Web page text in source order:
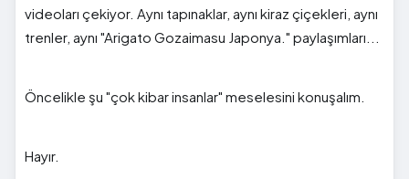
videoları çekiyor. Aynı tapınaklar, aynı kiraz çiçekleri, aynı
trenler, aynı "Arigato Gozaimasu Japonya." paylaşımları...
Öncelikle şu "çok kibar insanlar" meselesini konuşalım.
Hayır.